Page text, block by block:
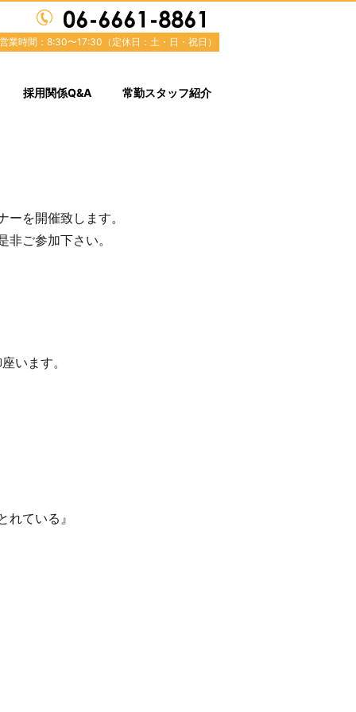
営業時間：8:30〜17:30（定休日：土・日・祝日）
採用関係Q&A 常勤スタッフ紹介
を開催致します。
ご参加下さい。
います。
ている』